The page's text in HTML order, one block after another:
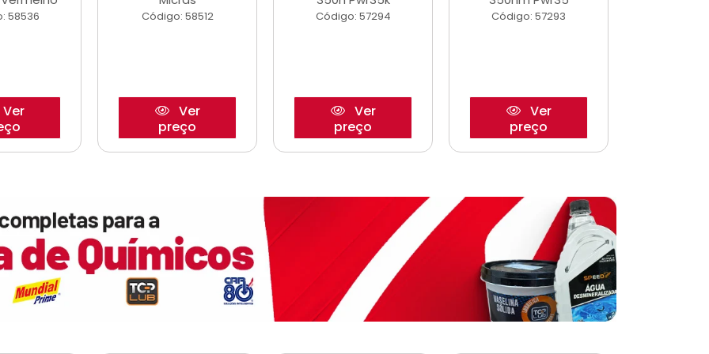
58536
Ver
Código: 58512
Ver
preço
Código: 57294
Ver
preço
Código: 57293
Ver
preço